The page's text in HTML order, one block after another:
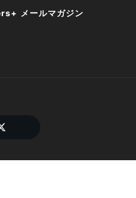
メールマガジン